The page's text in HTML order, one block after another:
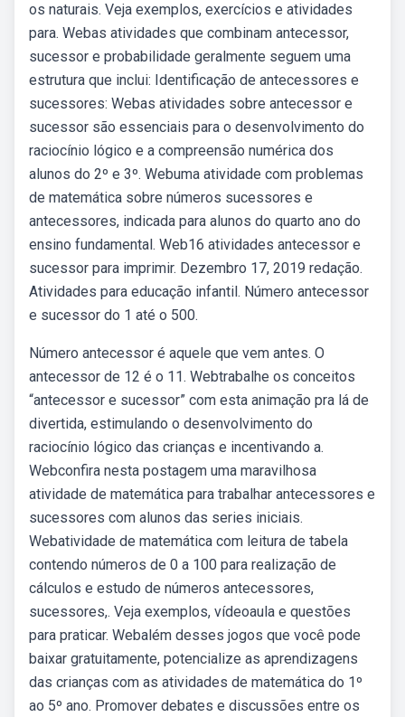
os naturais. Veja exemplos, exercícios e atividades
para. Webas atividades que combinam antecessor,
sucessor e probabilidade geralmente seguem uma
estrutura que inclui: Identificação de antecessores e
sucessores: Webas atividades sobre antecessor e
sucessor são essenciais para o desenvolvimento do
raciocínio lógico e a compreensão numérica dos
alunos do 2º e 3º. Webuma atividade com problemas
de matemática sobre números sucessores e
antecessores, indicada para alunos do quarto ano do
ensino fundamental. Web16 atividades antecessor e
sucessor para imprimir. Dezembro 17, 2019 redação.
Atividades para educação infantil. Número antecessor
e sucessor do 1 até o 500.
Número antecessor é aquele que vem antes. O
antecessor de 12 é o 11. Webtrabalhe os conceitos
“antecessor e sucessor” com esta animação pra lá de
divertida, estimulando o desenvolvimento do
raciocínio lógico das crianças e incentivando a.
Webconfira nesta postagem uma maravilhosa
atividade de matemática para trabalhar antecessores e
sucessores com alunos das series iniciais.
Webatividade de matemática com leitura de tabela
contendo números de 0 a 100 para realização de
cálculos e estudo de números antecessores,
sucessores,. Veja exemplos, vídeoaula e questões
para praticar. Webalém desses jogos que você pode
baixar gratuitamente, potencialize as aprendizagens
das crianças com as atividades de matemática do 1º
ao 5º ano. Promover debates e discussões entre os